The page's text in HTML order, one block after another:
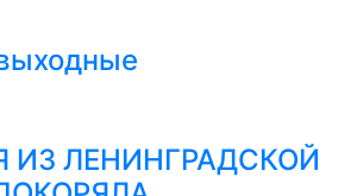
ИЗ ЛЕНИНГРАДСКОЙ